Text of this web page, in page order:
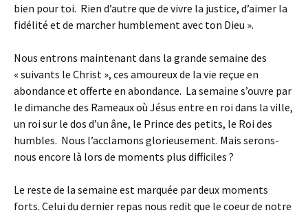
bien pour toi. Rien d’autre que de vivre la justice, d’aimer la
fidélité et de marcher humblement avec ton Dieu ».
Nous entrons maintenant dans la grande semaine des
« suivants le Christ », ces amoureux de la vie reçue en
abondance et offerte en abondance. La semaine s’ouvre par
le dimanche des Rameaux où Jésus entre en roi dans la ville,
un roi sur le dos d’un âne, le Prince des petits, le Roi des
humbles. Nous l’acclamons glorieusement. Mais serons-
nous encore là lors de moments plus difficiles ?
Le reste de la semaine est marquée par deux moments
forts. Celui du dernier repas nous redit que le coeur de notre